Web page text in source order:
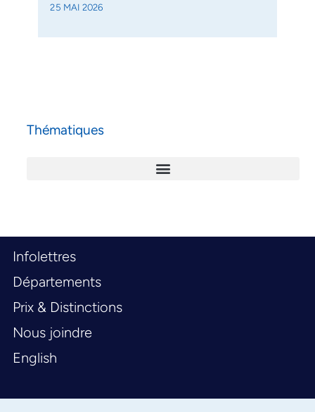
25 MAI 2026
Thématiques
Infolettres
Départements
Prix & Distinctions
Nous joindre
English